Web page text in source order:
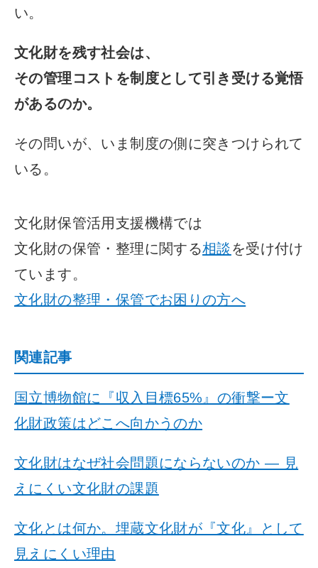
い。
文化財を残す社会は、
その管理コストを制度として引き受ける覚悟
があるのか。
その問いが、いま制度の側に突きつけられて
いる。
文化財保管活用支援機構では
文化財の保管・整理に関する相談を受け付け
ています。
文化財の整理・保管でお困りの方へ
関連記事
国立博物館に『収入目標65%』の衝撃ー文
化財政策はどこへ向かうのか
文化財はなぜ社会問題にならないのか ― 見
えにくい文化財の課題
文化とは何か。埋蔵文化財が『文化』として
見えにくい理由